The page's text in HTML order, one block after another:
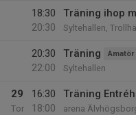
18:30
20:30
Träning ihop
Syltehallen,
20:30
22:00
Träning Amatör
Syltehallen
29
Tor
16:30
18:00
Träning
arena